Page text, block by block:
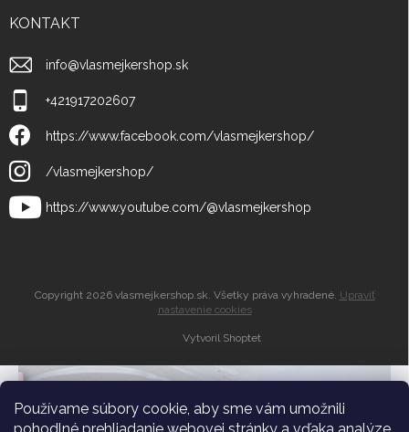
Používame súbory cookie, aby sme vám umožnili
KONTAKT
info@vlasmejkershop.sk
+421917202607
https://www.facebook.com/vlasmejkershop/
/vlasmejkershop/
https://www.youtube.com/@vlasmejkershop
Vytvoril Shoptet
Copyright 2026 vlasmejkershop.sk . Všetky práva vyhradené. Upraviť
nastavenie cookies
Zľava 10% dokošíka